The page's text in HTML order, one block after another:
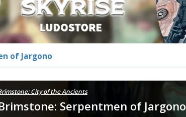
of Jargono
City of the Ancients
Serpentmen of Jargono